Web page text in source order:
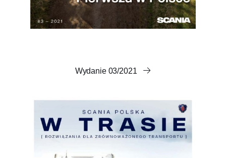
Wydanie 03/2021